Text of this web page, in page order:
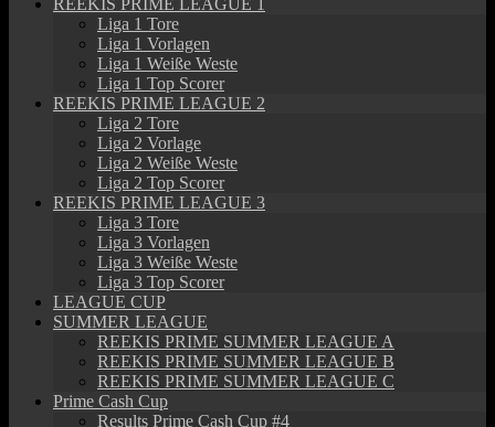
REEKIS PRIME LEAGUE 1
Liga 1 Tore
Liga 1 Vorlagen
Liga 1 Weiße Weste
Liga 1 Top Scorer
REEKIS PRIME LEAGUE 2
Liga 2 Tore
Liga 2 Vorlage
Liga 2 Weiße Weste
Liga 2 Top Scorer
REEKIS PRIME LEAGUE 3
Liga 3 Tore
Liga 3 Vorlagen
Liga 3 Weiße Weste
Liga 3 Top Scorer
LEAGUE CUP
SUMMER LEAGUE
REEKIS PRIME SUMMER LEAGUE A
REEKIS PRIME SUMMER LEAGUE B
REEKIS PRIME SUMMER LEAGUE C
Prime Cash Cup
Results Prime Cash Cup #4